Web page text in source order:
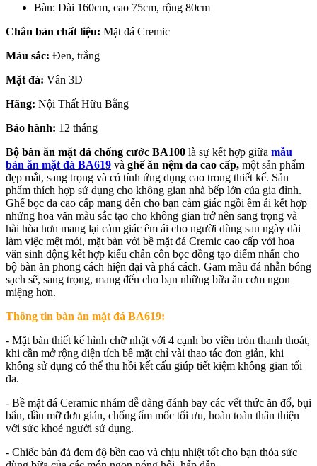
Bàn: Dài 160cm, cao 75cm, rộng 80cm
Chân bàn chất liệu: Mặt đá Cremic
Màu sắc: Đen, trắng
Mặt đá: Vân 3D
Hãng: Nội Thất Hữu Bằng
Bảo hành: 12 tháng
Bộ bàn ăn mặt đá chống cước BA100 là sự kết hợp giữa mẫu
bàn ăn mặt đá BA619 và ghế ăn nệm da cao cấp, một sản phẩm
đẹp mắt, sang trọng và có tính ứng dụng cao trong thiết kế. Sản
phẩm thích hợp sử dụng cho không gian nhà bếp lớn của gia đình.
Ghế bọc da cao cấp mang đến cho bạn cảm giác ngồi êm ái kết hợp
những hoa văn màu sắc tạo cho không gian trở nên sang trọng và
hài hòa hơn mang lại cảm giác êm ái cho người dùng sau ngày dài
làm việc mệt mỏi, mặt bàn với bề mặt đá Cremic cao cấp với hoa
văn sinh động kết hợp kiểu chân côn bọc đồng tạo điểm nhấn cho
bộ bàn ăn phong cách hiện đại và phá cách. Gam màu đá nhẵn bóng
sạch sẽ, sang trọng, mang đến cho bạn những bữa ăn cơm ngon
miệng hơn.
Thông tin bàn ăn mặt đá BA619:
- Mặt bàn thiết kế hình chữ nhật với 4 cạnh bo viền tròn thanh thoát,
khi cần mở rộng diện tích bề mặt chỉ vài thao tác đơn giản, khi
không sử dụng có thể thu hồi kết cấu giúp tiết kiệm không gian tối
đa.
- Bề mặt đá Ceramic nhám dễ dàng đánh bay các vết thức ăn đổ, bụi
bẩn, dầu mỡ đơn giản, chống ẩm mốc tối ưu, hoàn toàn thân thiện
với sức khoẻ người sử dụng.
- Chiếc bàn đá đem độ bền cao và chịu nhiệt tốt cho bạn thỏa sức